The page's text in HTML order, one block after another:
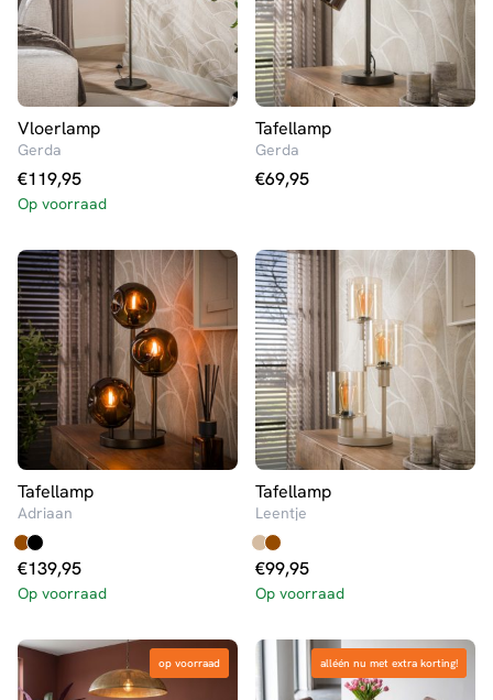
Vloerlamp
Gerda
€119,95
Op voorraad
Tafellamp
Gerda
€69,95
Tafellamp
Adriaan
€139,95
Op voorraad
Tafellamp
Leentje
€99,95
Op voorraad
op voorraad
op voorraad alléén nu met extra korting!
alléén nu met extra korting!